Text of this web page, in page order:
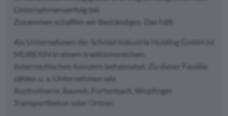
Unternehmenserfolg bei.
Zusammen schaffen wir Beständiges. Das hält.
Als Unternehmen der Schmid Industrie Holding GmbH ist
MUREXIN in einem traditionsreichen,
österreichischen Konzern beheimatet. Zu dieser Familie
zählen u. a. Unternehmen wie
Austrotherm, Baumit, Furtenbach, Wopfinger
Transportbeton oder Ortner.